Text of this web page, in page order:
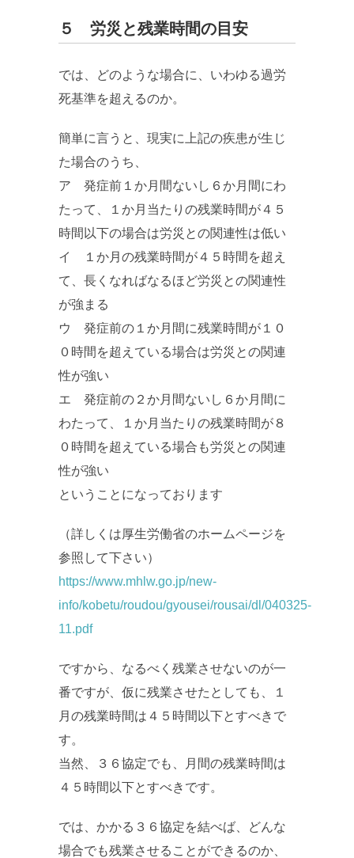
５ 労災と残業時間の目安
では、どのような場合に、いわゆる過労
死基準を超えるのか。
簡単に言うと、現実に上記の疾患が生じ
た場合のうち、
ア 発症前１か月間ないし６か月間にわ
たって、１か月当たりの残業時間が４５
時間以下の場合は労災との関連性は低い
イ １か月の残業時間が４５時間を超え
て、長くなればなるほど労災との関連性
が強まる
ウ 発症前の１か月間に残業時間が１０
０時間を超えている場合は労災との関連
性が強い
エ 発症前の２か月間ないし６か月間に
わたって、１か月当たりの残業時間が８
０時間を超えている場合も労災との関連
性が強い
ということになっております
（詳しくは厚生労働省のホームページを
参照して下さい）
https://www.mhlw.go.jp/new-
info/kobetu/roudou/gyousei/rousai/dl/040325-
11.pdf
ですから、なるべく残業させないのが一
番ですが、仮に残業させたとしても、１
月の残業時間は４５時間以下とすべきで
す。
当然、３６協定でも、月間の残業時間は
４５時間以下とすべきです。
では、かかる３６協定を結べば、どんな
場合でも残業させることができるのか、